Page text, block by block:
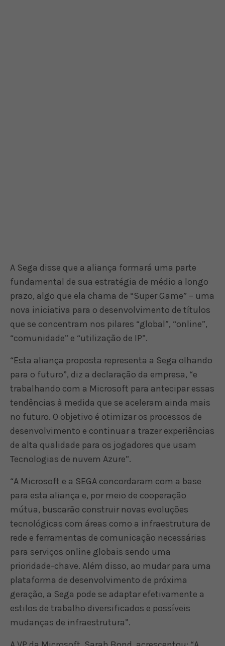
A Sega disse que a aliança formará uma parte
fundamental de sua estratégia de médio a longo
prazo, algo que ela chama de “Super Game” – uma
nova iniciativa para o desenvolvimento de títulos
que se concentram nos pilares “global”, “online”,
“comunidade” e “utilização de IP”.
“Esta aliança proposta representa a Sega olhando
para o futuro”, diz a declaração da empresa, “e
trabalhando com a Microsoft para antecipar essas
tendências à medida que se aceleram ainda mais
no futuro. O objetivo é otimizar os processos de
desenvolvimento e continuar a trazer experiências
de alta qualidade para os jogadores que usam
Tecnologias de nuvem Azure”.
“A Microsoft e a SEGA concordaram com a base
para esta aliança e, por meio de cooperação
mútua, buscarão construir novas evoluções
tecnológicas com áreas como a infraestrutura de
rede e ferramentas de comunicação necessárias
para serviços online globais sendo uma
prioridade-chave. Além disso, ao mudar para uma
plataforma de desenvolvimento de próxima
geração, a Sega pode se adaptar efetivamente a
estilos de trabalho diversificados e possíveis
mudanças de infraestrutura”.